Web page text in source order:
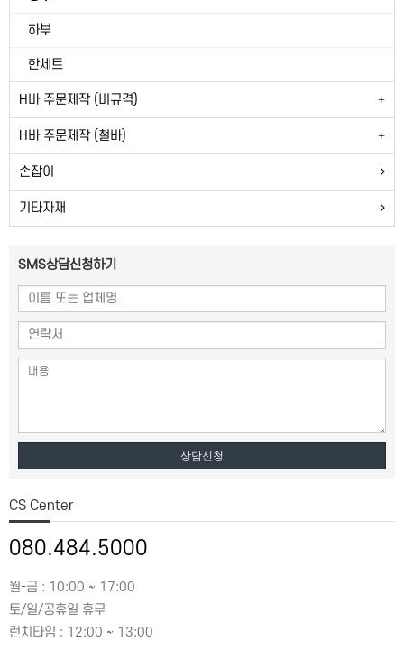
하부
한세트
H바 주문제작 (비규격)
H바 주문제작 (철바)
손잡이
기타자재
SMS상담신청하기
상담신청
CS Center
080.484.5000
월-금 : 10:00 ~ 17:00
토/일/공휴일 휴무
런치타임 : 12:00 ~ 13:00